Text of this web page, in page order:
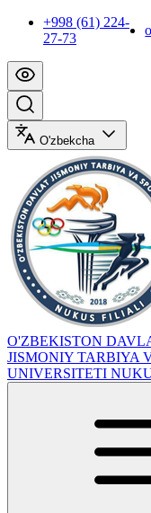
+998 (61) 224-
27-73
O'zbekcha
O'ZBEKISTON
JISMONIY TARBIYA
UNIVERSITETI